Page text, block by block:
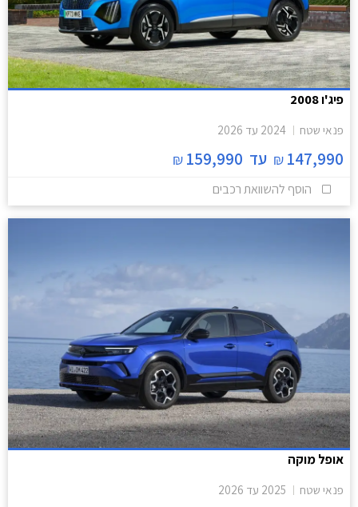
פיג'ו 2008
פנאי שטח 2024 עד 2026
147,990
₪ עד 159,990
₪
הוסף להשוואת רכבים
אופל מוקה
פנאי שטח 2025 עד 2026